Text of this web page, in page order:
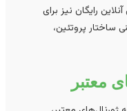
رایگان نیز برای
پروتئین،